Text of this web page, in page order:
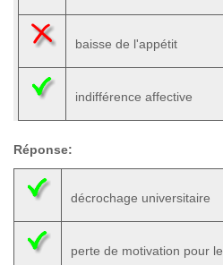
baisse de l'appétit
indifférence affective
Réponse:
décrochage universitaire
perte de motivation pour